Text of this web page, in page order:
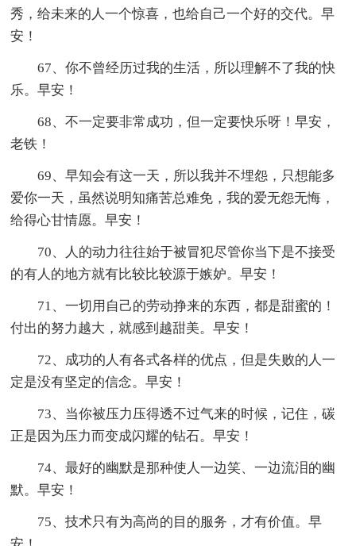
秀，给未来的人一个惊喜，也给自己一个好的交代。早
安！
67、你不曾经历过我的生活，所以理解不了我的快
乐。早安！
68、不一定要非常成功，但一定要快乐呀！早安，
老铁！
69、早知会有这一天，所以我并不埋怨，只想能多
爱你一天，虽然说明知痛苦总难免，我的爱无怨无悔，
给得心甘情愿。早安！
70、人的动力往往始于被冒犯尽管你当下是不接受
的有人的地方就有比较比较源于嫉妒。早安！
71、一切用自己的劳动挣来的东西，都是甜蜜的！
付出的努力越大，就感到越甜美。早安！
72、成功的人有各式各样的优点，但是失败的人一
定是没有坚定的信念。早安！
73、当你被压力压得透不过气来的时候，记住，碳
正是因为压力而变成闪耀的钻石。早安！
74、最好的幽默是那种使人一边笑、一边流泪的幽
默。早安！
75、技术只有为高尚的目的服务，才有价值。早